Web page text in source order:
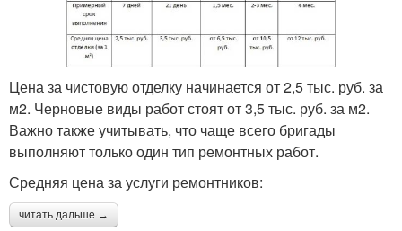
Цена за чистовую отделку начинается от 2,5 тыс. руб. за
м2. Черновые виды работ стоят от 3,5 тыс. руб. за м2.
Важно также учитывать, что чаще всего бригады
выполняют только один тип ремонтных работ.
Средняя цена за услуги ремонтников:
читать дальше →